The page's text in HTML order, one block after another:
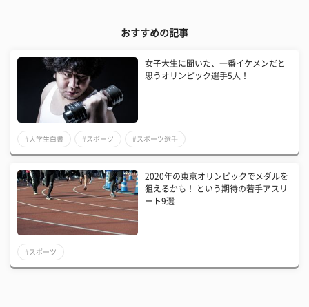
おすすめの記事
女子大生に聞いた、一番イケメンだと
思うオリンピック選手5人！
#大学生白書 #スポーツ #スポーツ選手
2020年の東京オリンピックでメダルを
狙えるかも！ という期待の若手アスリ
ート9選
#スポーツ